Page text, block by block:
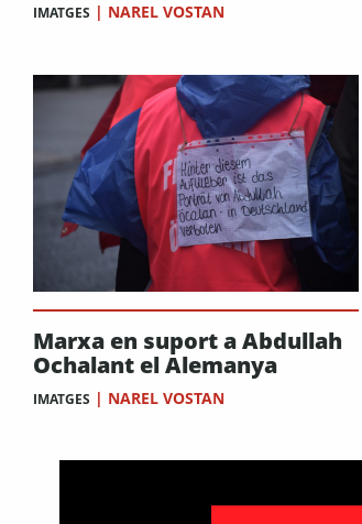
IMATGES | NAREL VOSTAN
Marxa en suport a Abdullah
Ochalant el Alemanya
IMATGES | NAREL VOSTAN